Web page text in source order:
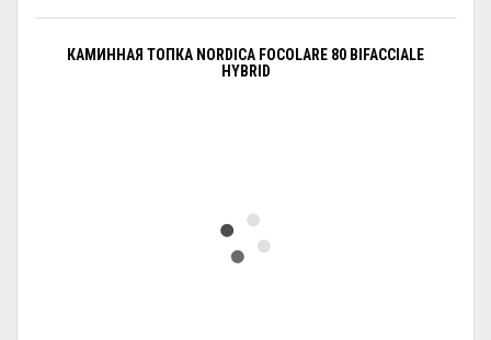
КАМИННАЯ ТОПКА NORDICA FOCOLARE 80 BIFACCIALE
HYBRID